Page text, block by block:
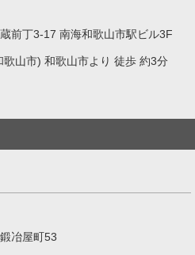
前丁3-17 南海和歌山市駅ビル3F
山市) 和歌山市より 徒歩 約3分
冶屋町53